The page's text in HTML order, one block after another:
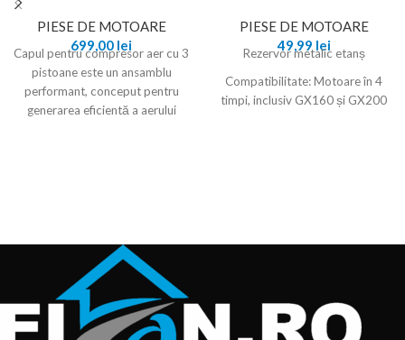
PIESE DE MOTOARE
699,00 lei
Capul pentru compresor aer cu 3
pistoane este un ansamblu
performant, conceput pentru
generarea eficientă a aerului
PIESE DE MOTOARE
49,99 lei
Rezervor metalic etanș
Compatibilitate: Motoare în 4
timpi, inclusiv GX160 și GX200